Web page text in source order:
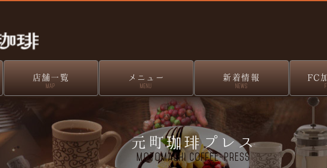
店舗一覧
MAP
メニュー
MENU
新着情報
NEWS
FC
元町珈琲プレス
Motomachi Coffee-Press